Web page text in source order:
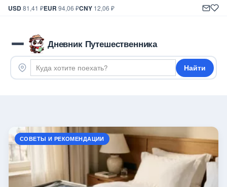
USD81,41 ₽EUR 94,06 ₽CNY 12,06 ₽
Дневник Путешественника
Найти
СОВЕТЫ И РЕКОМЕНДАЦИИ